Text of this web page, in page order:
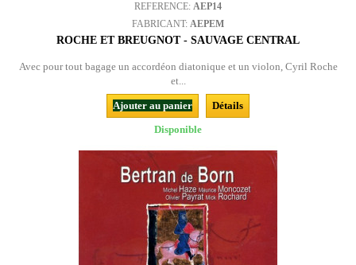
REFERENCE: AEP14
FABRICANT: AEPEM
ROCHE ET BREUGNOT - SAUVAGE CENTRAL
Avec pour tout bagage un accordéon diatonique et un violon, Cyril Roche
et...
Ajouter au panier
Détails
Disponible